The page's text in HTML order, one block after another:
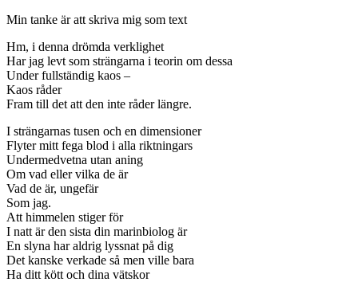
Min tanke är att skriva mig som text
Hm, i denna drömda verklighet
Har jag levt som strängarna i teorin om dessa
Under fullständig kaos –
Kaos råder
Fram till det att den inte råder längre.
I strängarnas tusen och en dimensioner
Flyter mitt fega blod i alla riktningars
Undermedvetna utan aning
Om vad eller vilka de är
Vad de är, ungefär
Som jag.
Att himmelen stiger för
I natt är den sista din marinbiolog är
En slyna har aldrig lyssnat på dig
Det kanske verkade så men ville bara
Ha ditt kött och dina vätskor